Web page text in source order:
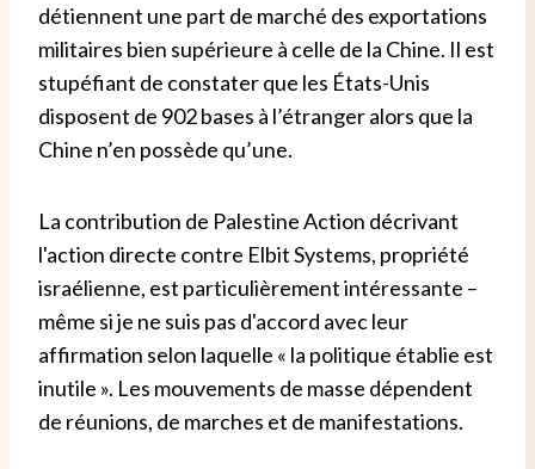
détiennent une part de marché des exportations
militaires bien supérieure à celle de la Chine. Il est
stupéfiant de constater que les États-Unis
disposent de 902 bases à l’étranger alors que la
Chine n’en possède qu’une.
La contribution de Palestine Action décrivant
l'action directe contre Elbit Systems, propriété
israélienne, est particulièrement intéressante –
même si je ne suis pas d'accord avec leur
affirmation selon laquelle « la politique établie est
inutile ». Les mouvements de masse dépendent
de réunions, de marches et de manifestations.